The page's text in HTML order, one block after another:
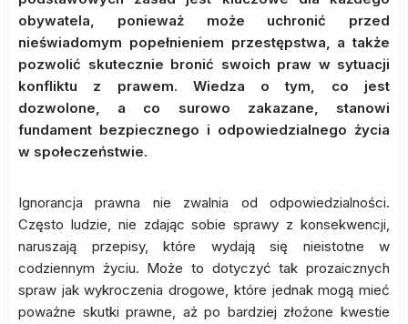
obywatela, ponieważ może uchronić przed
nieświadomym popełnieniem przestępstwa, a także
pozwolić skutecznie bronić swoich praw w sytuacji
konfliktu z prawem. Wiedza o tym, co jest
dozwolone, a co surowo zakazane, stanowi
fundament bezpiecznego i odpowiedzialnego życia
w społeczeństwie.
Ignorancja prawna nie zwalnia od odpowiedzialności.
Często ludzie, nie zdając sobie sprawy z konsekwencji,
naruszają przepisy, które wydają się nieistotne w
codziennym życiu. Może to dotyczyć tak prozaicznych
spraw jak wykroczenia drogowe, które jednak mogą mieć
poważne skutki prawne, aż po bardziej złożone kwestie